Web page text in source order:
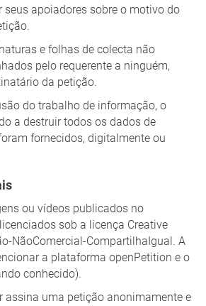
apoiadores sobre o motivo do
e folhas de colecta não
pelo requerente a ninguém,
da petição.
do trabalho de informação, o
a destruir todos os dados de
fornecidos, digitalmente ou
ou vídeos publicados no
sob a licença Creative
NãoComercial-CompartilhaIgual. A
a plataforma openPetition e o
conhecido).
assina uma petição anonimamente e